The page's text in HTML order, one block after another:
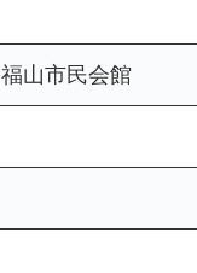
福山市民会館